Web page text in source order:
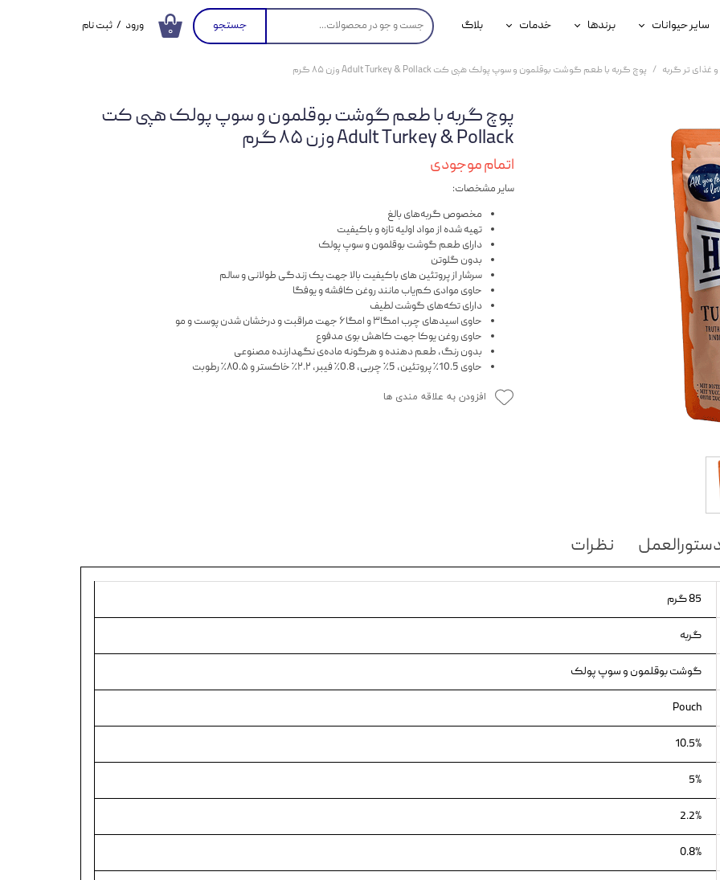
۰ جستجو
سگ
سایر حیوانات
محصولات پرندگان
محصولات آبزیان
برندها
جوسرا
خدمات
خدمات آنلاین دامپزشکی
بلاگ ورود / ثبت نام
سفارشات
غذای تر گربه پوچ گربه با طعم گوشت بوقلمون و سوپ پولک هپی کت Adult Turkey & Pollack وزن ۸۵ گرم
پوچ گربه با طعم گوشت بوقلمون و سوپ پولک هپی کت
Adult Turkey & Pollack وزن ۸۵ گرم
اتمام موجودی
سایر مشخصات:
مخصوص گربه‌های بالغ
تهیه شده از مواد اولیه تازه و باکیفیت
دارای طعم گوشت بوقلمون و سوپ پولک
بدون گلوتن
سرشار از پروتئین های باکیفیت بالا جهت یک زندگی طولانی و سالم
حاوی موادی کم‌یاب مانند روغن کافشه و یوفگا
دارای تکه‌های گوشت لطیف
حاوی اسیدهای چرب امگا۳ و امگا۶ جهت مراقبت و درخشان شدن پوست و مو
حاوی روغن یوکا جهت کاهش بوی مدفوع
بدون رنگ، طعم دهنده و هرگونه ماده‌ی نگهدارنده مصنوعی
حاوی 10.5٪ پروتئین، 5٪ چربی، 0.8٪ فیبر، ۲.۲٪ خاکستر و ۸0.۵٪ رطوبت
افزودن به علاقه مندی ها
نظرات
85 گرم
گربه
گوشت بوقلمون و سوپ پولک
Pouch
10.5%
5%
2.2%
0.8%